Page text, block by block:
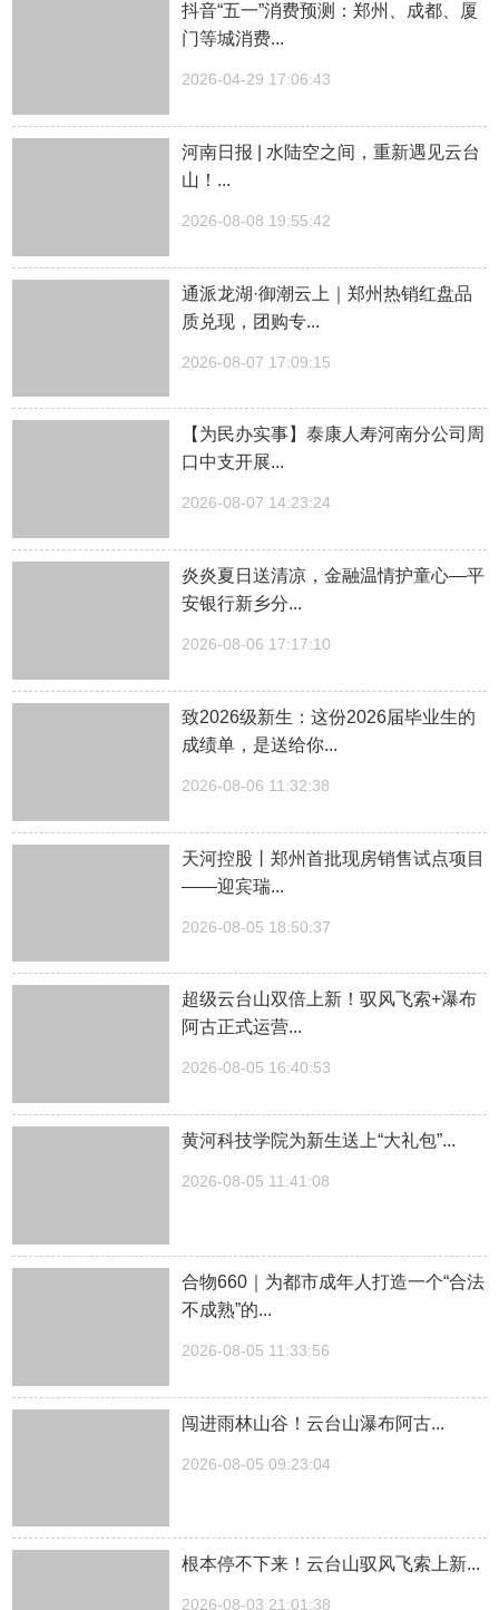
抖音“五一”消费预测：郑州、成都、厦
门等城消费...
2026-04-29 17:06:43
河南日报 | 水陆空之间，重新遇见云台
山！...
2026-08-08 19:55:42
通派龙湖·御潮云上｜郑州热销红盘品
质兑现，团购专...
2026-08-07 17:09:15
【为民办实事】泰康人寿河南分公司周
口中支开展...
2026-08-07 14:23:24
炎炎夏日送清凉，金融温情护童心—平
安银行新乡分...
2026-08-06 17:17:10
致2026级新生：这份2026届毕业生的
成绩单，是送给你...
2026-08-06 11:32:38
天河控股丨郑州首批现房销售试点项目
——迎宾瑞...
2026-08-05 18:50:37
超级云台山双倍上新！驭风飞索+瀑布
阿古正式运营...
2026-08-05 16:40:53
黄河科技学院为新生送上“大礼包”...
2026-08-05 11:41:08
合物660｜为都市成年人打造一个“合法
不成熟”的...
2026-08-05 11:33:56
闯进雨林山谷！云台山瀑布阿古...
2026-08-05 09:23:04
根本停不下来！云台山驭风飞索上新...
2026-08-03 21:01:38